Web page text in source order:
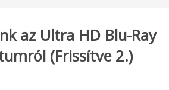
az Ultra HD Blu-Ray
(Frissítve 2.)